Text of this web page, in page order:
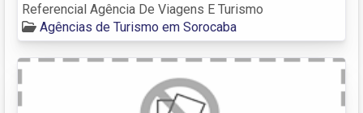
Referencial Agência De Viagens E Turismo
Agências de Turismo em Sorocaba